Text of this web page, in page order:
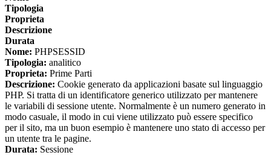
Tipologia
Proprieta
Descrizione
Durata
Nome: PHPSESSID
Tipologia: analitico
Proprieta: Prime Parti
Descrizione: Cookie generato da applicazioni basate sul linguaggio
PHP. Si tratta di un identificatore generico utilizzato per mantenere
le variabili di sessione utente. Normalmente è un numero generato in
modo casuale, il modo in cui viene utilizzato può essere specifico
per il sito, ma un buon esempio è mantenere uno stato di accesso per
un utente tra le pagine.
Durata: Sessione